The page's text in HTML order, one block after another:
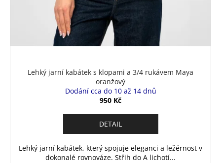
Lehký jarní kabátek s klopami a 3/4 rukávem Maya
oranžový
Dodání cca do 10 až 14 dnů
950 Kč
DETAIL
Lehký jarní kabátek, který spojuje eleganci a ležérnost v
dokonalé rovnováze. Střih do A lichotí...